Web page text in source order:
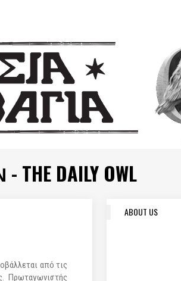
DAILY OWL
από τις
Πρωταγωνιστής
ABOUT US